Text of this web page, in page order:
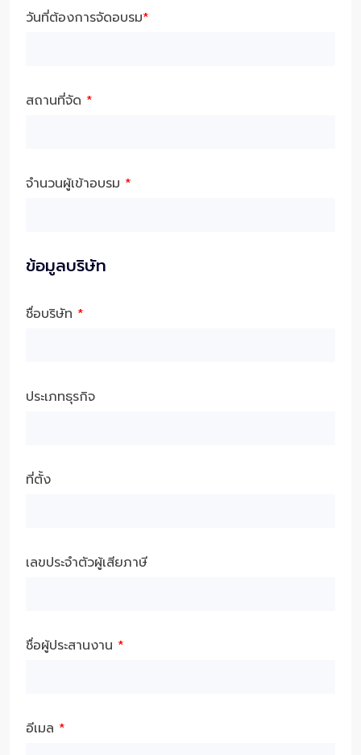
วันที่ต้องการจัดอบรม*
สถานที่จัด *
จำนวนผู้เข้าอบรม *
ข้อมูลบริษัท
ชื่อบริษัท *
ประเภทธุรกิจ
ที่ตั้ง
เลขประจำตัวผู้เสียภาษี
ชื่อผู้ประสานงาน *
อีเมล *